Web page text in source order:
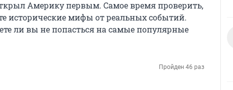
Америку первым. Самое время проверить,
исторические мифы от реальных событий.
ли вы не попасться на самые популярные
Пройден 46 раз